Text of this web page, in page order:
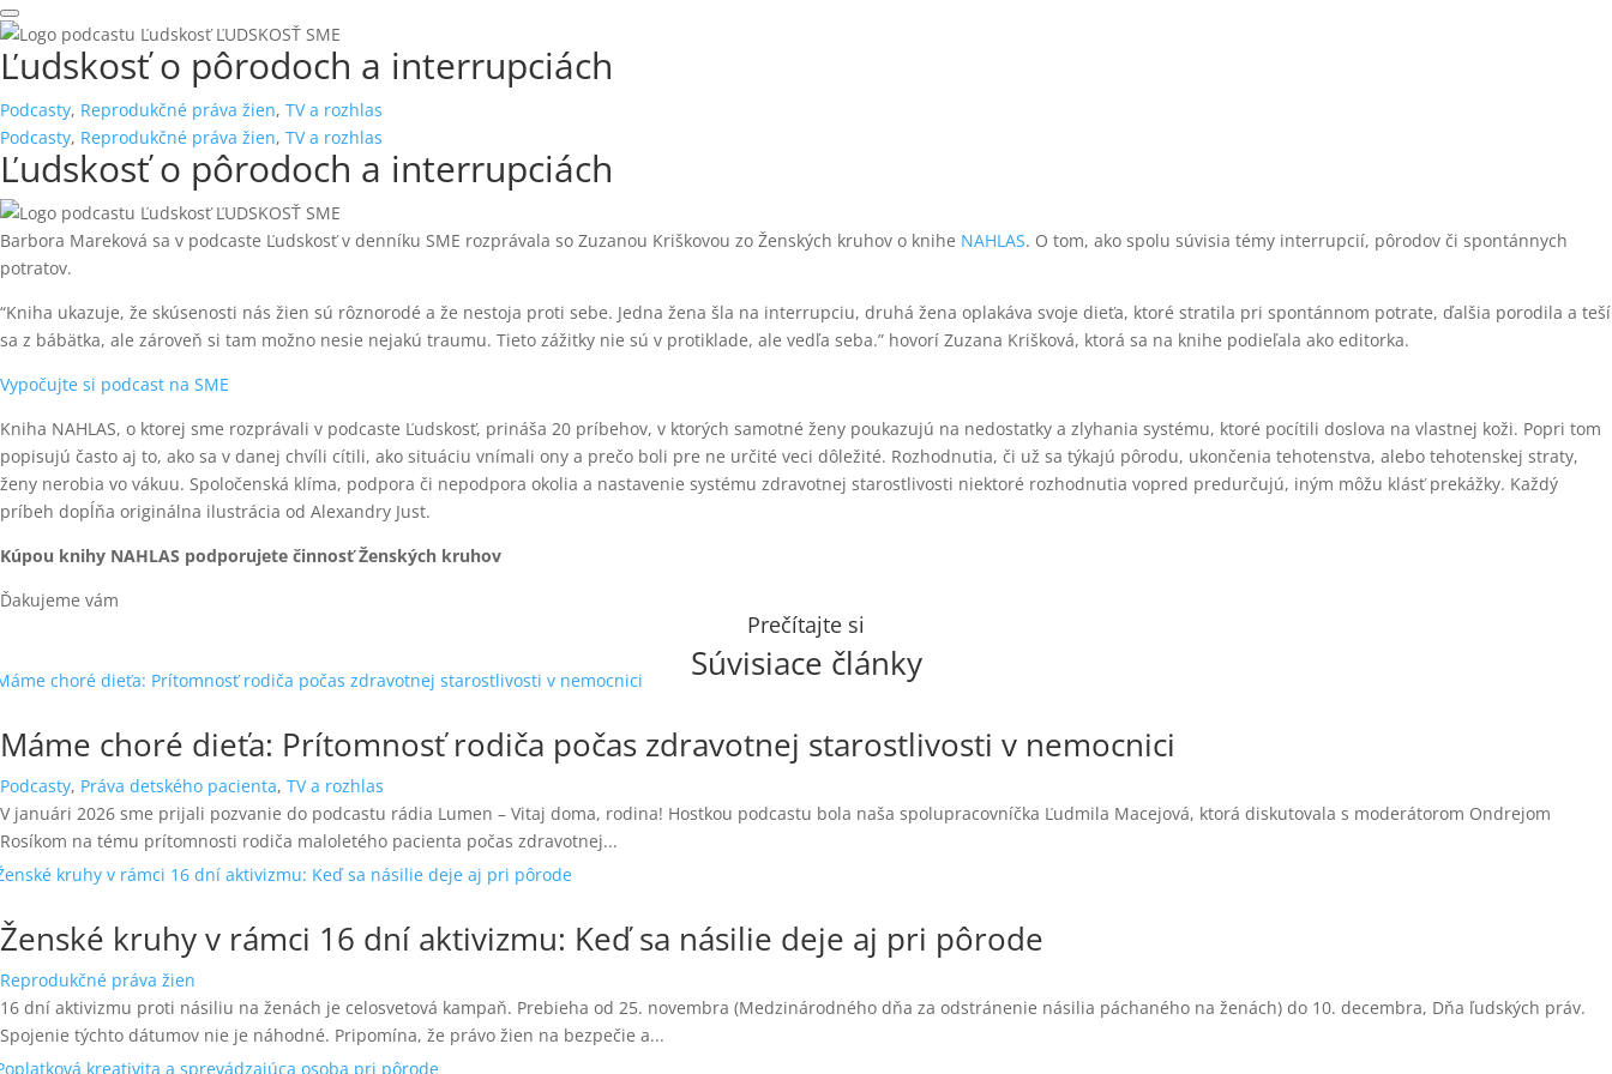
Ľudskosť o pôrodoch a interrupciách
Podcasty, Reprodukčné práva žien, TV a rozhlas
Podcasty, Reprodukčné práva žien, TV a rozhlas
Ľudskosť o pôrodoch a interrupciách
Barbora Mareková sa v podcaste Ľudskosť v denníku SME rozprávala so Zuzanou Kriškovou zo Ženských kruhov o knihe NAHLAS. O tom, ako spolu súvisia témy interrupcií, pôrodov či spontánnych
potratov.
“Kniha ukazuje, že skúsenosti nás žien sú rôznorodé a že nestoja proti sebe. Jedna žena šla na interrupciu, druhá žena oplakáva svoje dieťa, ktoré stratila pri spontánnom potrate, ďalšia porodila a teší
sa z bábätka, ale zároveň si tam možno nesie nejakú traumu. Tieto zážitky nie sú v protiklade, ale vedľa seba.” hovorí Zuzana Krišková, ktorá sa na knihe podieľala ako editorka.
Vypočujte si podcast na SME
Kniha NAHLAS, o ktorej sme rozprávali v podcaste Ľudskosť, prináša 20 príbehov, v ktorých samotné ženy poukazujú na nedostatky a zlyhania systému, ktoré pocítili doslova na vlastnej koži. Popri tom
popisujú často aj to, ako sa v danej chvíli cítili, ako situáciu vnímali ony a prečo boli pre ne určité veci dôležité. Rozhodnutia, či už sa týkajú pôrodu, ukončenia tehotenstva, alebo tehotenskej straty,
ženy nerobia vo vákuu. Spoločenská klíma, podpora či nepodpora okolia a nastavenie systému zdravotnej starostlivosti niektoré rozhodnutia vopred predurčujú, iným môžu klásť prekážky. Každý
príbeh dopĺňa originálna ilustrácia od Alexandry Just.
Kúpou knihy NAHLAS podporujete činnosť Ženských kruhov
Ďakujeme vám
Prečítajte si
Súvisiace články
Máme choré dieťa: Prítomnosť rodiča počas zdravotnej starostlivosti v nemocnici
Podcasty, Práva detského pacienta, TV a rozhlas
V januári 2026 sme prijali pozvanie do podcastu rádia Lumen – Vitaj doma, rodina! Hostkou podcastu bola naša spolupracovníčka Ľudmila Macejová, ktorá diskutovala s moderátorom Ondrejom
Rosíkom na tému prítomnosti rodiča maloletého pacienta počas zdravotnej...
Ženské kruhy v rámci 16 dní aktivizmu: Keď sa násilie deje aj pri pôrode
Reprodukčné práva žien
16 dní aktivizmu proti násiliu na ženách je celosvetová kampaň. Prebieha od 25. novembra (Medzinárodného dňa za odstránenie násilia páchaného na ženách) do 10. decembra, Dňa ľudských práv.
Spojenie týchto dátumov nie je náhodné. Pripomína, že právo žien na bezpečie a...